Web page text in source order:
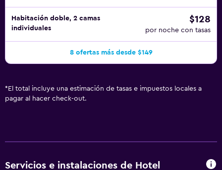
Habitación doble, 2 camas
individuales
$128
por noche con tasas
8 ofertas más desde $149
* El total incluye una estimación de tasas e impuestos locales a
pagar al hacer check-out.
Servicios e instalaciones de Hotel